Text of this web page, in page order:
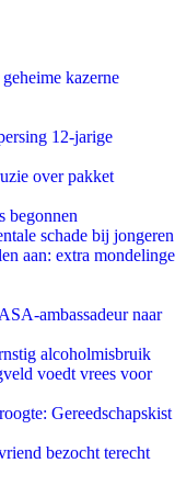
kazerne
12-jarige
over pakket
begonnen
schade bij jongeren
aan: extra mondelinge
ambassadeur naar
alcoholmisbruik
voedt vrees voor
Gereedschapskist
bezocht terecht